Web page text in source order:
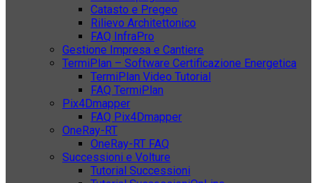
Catasto e Pregeo
Rilievo Architettonico
FAQ InfraPro
Gestione Impresa e Cantiere
TermiPlan – Software Certificazione Energetica
TermiPlan Video Tutorial
FAQ TermiPlan
Pix4Dmapper
FAQ Pix4Dmapper
OneRay-RT
OneRay-RT FAQ
Successioni e Volture
Tutorial Successioni